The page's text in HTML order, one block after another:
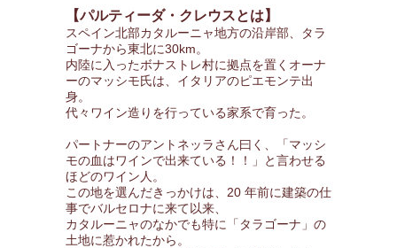
【パルティーダ・クレウスとは】
スペイン北部カタルーニャ地方の沿岸部、タラ
ゴーナから東北に30km。
内陸に入ったボナストレ村に拠点を置くオーナ
ーのマッシモ氏は、イタリアのピエモンテ出
身。
代々ワイン造りを行っている家系で育った。
パートナーのアントネッラさん曰く、「マッシ
モの血はワインで出来ている！！」と言わせる
ほどのワイン人。
この地を選んだきっかけは、20 年前に建築の仕
事でバルセロナに来て以来、
カタルーニャのなかでも特に「タラゴーナ」の
土地に惹かれたから。